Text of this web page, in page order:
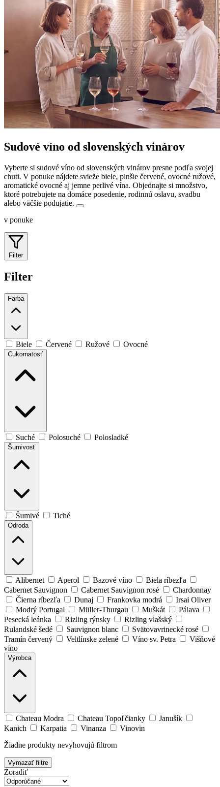
Sudové víno od slovenských vinárov
Vyberte si sudové víno od slovenských vinárov presne podľa svojej
chuti. V ponuke nájdete svieže biele, plnšie červené, ovocné ružové,
aromatické ovocné aj jemne perlivé vína. Objednajte si množstvo,
ktoré potrebujete na domáce posedenie, rodinnú oslavu, svadbu
alebo väčšie podujatie.
v ponuke
Filter
Filter
Farba
Biele Červené Ružové Ovocné
Cukornatosť
Suché Polosuché Polosladké
Šumivosť
Šumivé Tiché
Odroda
Alibernet Aperol Bazové víno
Biela ríbezľa
Cabernet Sauvignon
Cabernet Sauvignon rosé
Chardonnay
Čierna ríbezľa
Dunaj Frankovka modrá
Irsai Oliver
Modrý Portugal
Müller-Thurgau Muškát
Pálava
Pesecká leánka
Rizling rýnsky
Rizling vlašský
Rulandské šedé
Sauvignon blanc
Svätovavrinecké rosé
Tramín červený
Veltlínske zelené Víno sv. Petra
Višňové
víno
Výrobca
Chateau Modra Chateau Topoľčianky
Janušík
Kanich
Karpatia Vinanza
Vinovin
Žiadne produkty nevyhovujú filtrom
Vymazať filtre
Zoradiť